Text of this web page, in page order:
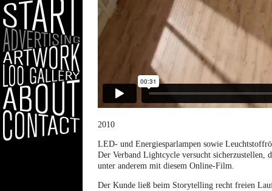
2010
LED- und Energiesparlampen sowie
Der Verband Lightcycle versucht sicherzustellen,
unter anderem mit diesem Online-Film.
Der Kunde ließ beim Storytelling recht freien